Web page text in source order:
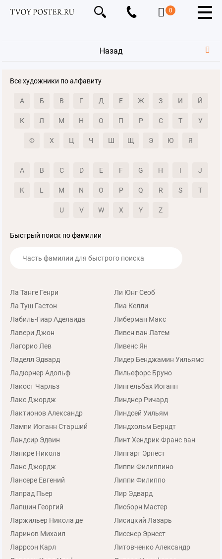
0
Назад
Все художники по алфавиту
А Б В Г Д Е Ж З И Й
К Л М Н О П Р С Т У
Ф Х Ц Ч Ш Щ Э Ю Я
A B C D E F G H I J
K L M N O P Q R S T
U V W X Y Z
Быстрый поиск по фамилии
Ла Танге Генри
Ла Туш Гастон
Лабиль-Гиар Аделаида
Лавери Джон
Лагорио Лев
Ладелл Эдвард
Ладюрнер Адольф
Лакост Чарльз
Лакс Джордж
Лактионов Александр
Лампи Иоганн Старший
Ландсир Эдвин
Ланкре Никола
Ланс Джордж
Лансере Евгений
Лапрад Пьер
Лапшин Георгий
Ларжильер Никола де
Ларинов Михаил
Ларрсон Карл
Ли Юнг Сеоб
Лиа Келли
Либерман Макс
Ливен ван Латем
Ливенс Ян
Лидер Бенджамин Уильямс
Лильефорс Бруно
Лингельбах Иоганн
Линднер Ричард
Линдсей Уильям
Линдхольм Берндт
Линт Хендрик Франс ван
Липгарт Эрнест
Липпи Филиппино
Липпи Филиппо
Лир Эдвард
Лисборн Мастер
Лисицкий Лазарь
Лисснер Эрнест
Литовченко Александр